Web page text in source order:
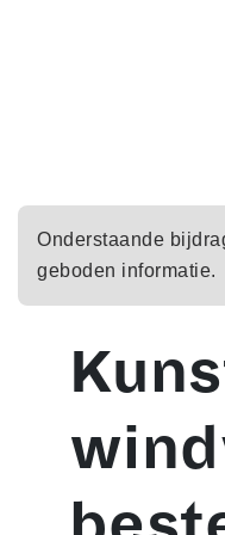
Onderstaande
geboden informatie.